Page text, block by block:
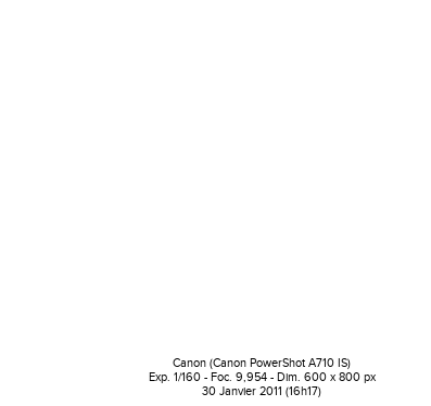
Canon (Canon PowerShot A710 IS)
Exp. 1/160 - Foc. 9,954 - Dim. 600 x 800 px
30 Janvier 2011 (16h17)